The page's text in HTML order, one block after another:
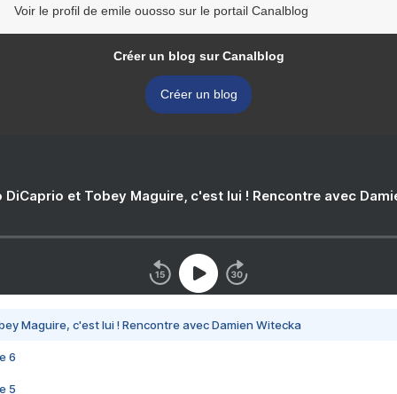
Voir le profil de emile ouosso sur le portail Canalblog
Créer un blog sur Canalblog
Créer un blog
DiCaprio et Tobey Maguire, c'est lui ! Rencontre avec
Maguire, c'est lui ! Rencontre avec Damien Witecka
6
5